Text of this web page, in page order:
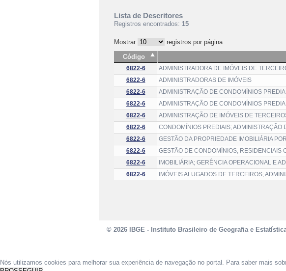
Lista de Descritores
Registros encontrados: 15
Mostrar
registros por página
Código
6822-6
ADMINISTRADORA DE IMÓVEIS DE
6822-6
ADMINISTRADORAS DE IMÓVEIS
6822-6
ADMINISTRAÇÃO DE CONDOMÍNIOS
6822-6
ADMINISTRAÇÃO DE CONDOMÍNIOS
6822-6
ADMINISTRAÇÃO DE IMÓVEIS DE
6822-6
CONDOMÍNIOS PREDIAIS; ADMINISTRAÇÃO
6822-6
GESTÃO DA PROPRIEDADE IMOBILIÁRIA
6822-6
GESTÃO DE CONDOMÍNIOS, RESIDENCIAIS
6822-6
IMOBILIÁRIA; GERÊNCIA OPERACIONAL E
6822-6
IMÓVEIS ALUGADOS DE TERCEIROS;
© 2026 IBGE - Instituto Brasileiro de Geografia e
Nós utilizamos cookies para melhorar sua experiência de navegação no portal. Para saber mais